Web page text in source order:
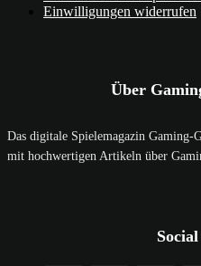
Einwilligungen widerrufen
Über
Das digitale Spielemagazin Gaming-
mit hochwertigen Artikeln über